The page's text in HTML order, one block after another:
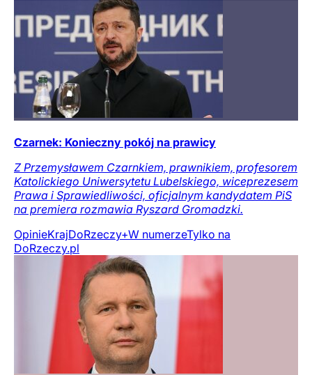
Czarnek: Konieczny pokój na prawicy
Z Przemysławem Czarnkiem, prawnikiem, profesorem
Katolickiego Uniwersytetu Lubelskiego, wiceprezesem
Prawa i Sprawiedliwości, oficjalnym kandydatem PiS
na premiera rozmawia Ryszard Gromadzki.
OpinieKrajDoRzeczy+W numerzeTylko na
DoRzeczy.pl